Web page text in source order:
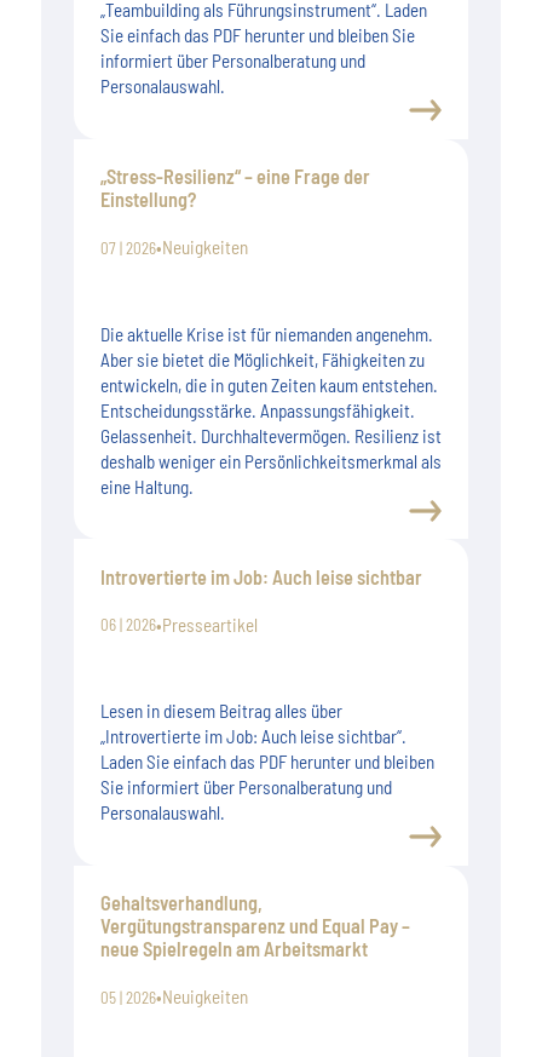
„Teambuilding als Führungsinstrument“. Laden
Sie einfach das PDF herunter und bleiben Sie
informiert über Personalberatung und
Personalauswahl.
„Stress-Resilienz“ – eine Frage der
Einstellung?
07 | 2026•Neuigkeiten
Die aktuelle Krise ist für niemanden angenehm.
Aber sie bietet die Möglichkeit, Fähigkeiten zu
entwickeln, die in guten Zeiten kaum entstehen.
Entscheidungsstärke. Anpassungsfähigkeit.
Gelassenheit. Durchhaltevermögen. Resilienz ist
deshalb weniger ein Persönlichkeitsmerkmal als
eine Haltung.
Introvertierte im Job: Auch leise sichtbar
06 | 2026•Presseartikel
Lesen in diesem Beitrag alles über
„Introvertierte im Job: Auch leise sichtbar“.
Laden Sie einfach das PDF herunter und bleiben
Sie informiert über Personalberatung und
Personalauswahl.
Gehaltsverhandlung,
Vergütungstransparenz und Equal Pay –
neue Spielregeln am Arbeitsmarkt
05 | 2026•Neuigkeiten